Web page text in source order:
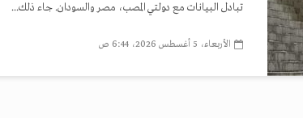
تبادل البيانات مع دولتي المصب، مصر والسودان. جاء ذلك...
الأربعاء، 5 أغسطس 2026، 6:44 ص